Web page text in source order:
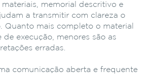
memorial descritivo e
a transmitir com clareza o
Quanto mais completo o material
execução, menores são as
erradas.
comunicação aberta e frequente